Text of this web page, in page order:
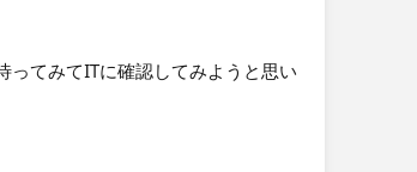
ってみてITに確認してみようと思い